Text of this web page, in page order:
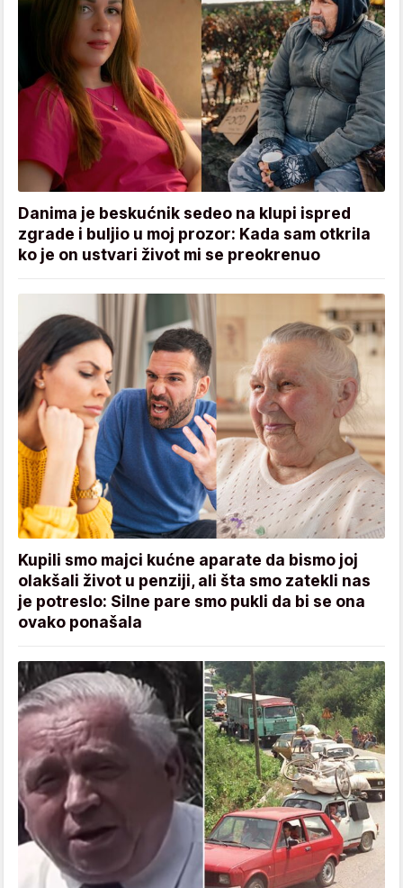
Danima je beskućnik sedeo na klupi ispred
zgrade i buljio u moj prozor: Kada sam otkrila
ko je on ustvari život mi se preokrenuo
Kupili smo majci kućne aparate da bismo joj
olakšali život u penziji, ali šta smo zatekli nas
je potreslo: Silne pare smo pukli da bi se ona
ovako ponašala